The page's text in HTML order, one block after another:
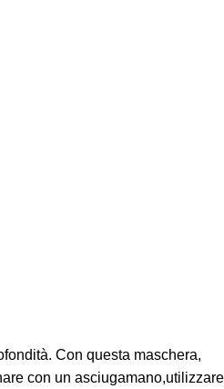
Con questa maschera,
con un asciugamano,utilizzare